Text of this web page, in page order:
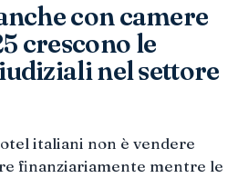
con camere
crescono le
nel settore
italiani non è vendere
finanziariamente mentre le